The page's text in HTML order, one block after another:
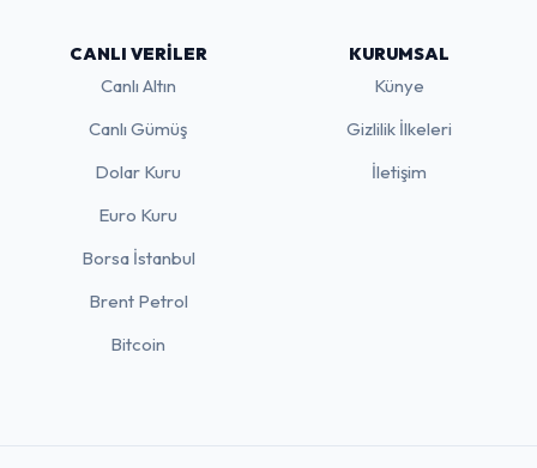
CANLI VERILER
Canlı Altın
Canlı Gümüş
Dolar Kuru
Euro Kuru
Borsa İstanbul
Brent Petrol
Bitcoin
KURUMSAL
Künye
Gizlilik İlkeleri
İletişim